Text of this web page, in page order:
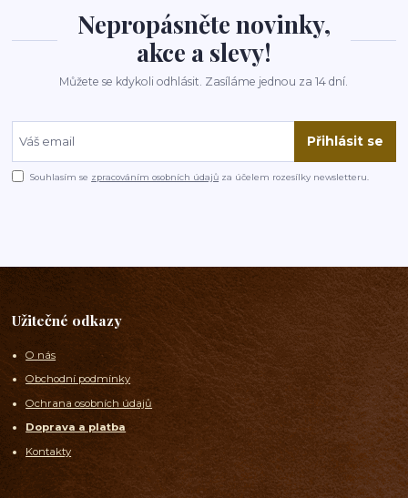
Nepropásněte novinky,
akce a slevy!
Můžete se kdykoli odhlásit. Zasíláme jednou za 14 dní.
Přihlásit se
Souhlasím se zpracováním osobních údajů za účelem rozesílky newsletteru.
Užitečné odkazy
O nás
Obchodní podmínky
Ochrana osobních údajů
Doprava a platba
Kontakty